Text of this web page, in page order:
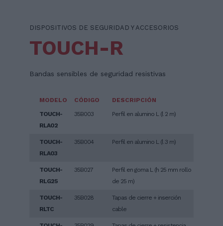
DISPOSITIVOS DE SEGURIDAD Y ACCESORIOS
TOUCH-R
Bandas sensibles de seguridad resistivas
MODELO CÓDIGO
DESCRIPCIÓN
TOUCH-
RLA02
35B003 Perfil en alumino L (l 2 m)
TOUCH-
RLA03
35B004 Perfil en alumino L (l 3 m)
TOUCH-
RLG25
35B027
Perfil en goma L (h 25 mm rollo
de 25 m)
TOUCH-
RLTC
35B028
Tapas de cierre + inserción
cable